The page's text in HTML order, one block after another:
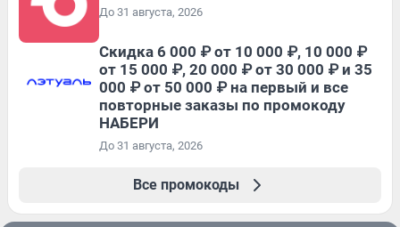
До 31 августа, 2026
Скидка 6 000 ₽ от 10 000 ₽, 10 000 ₽
от 15 000 ₽, 20 000 ₽ от 30 000 ₽ и 35
000 ₽ от 50 000 ₽ на первый и все
повторные заказы по промокоду
НАБЕРИ
До 31 августа, 2026
Все промокоды